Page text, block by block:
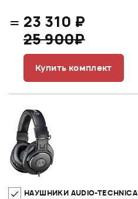
= 23 310 ₽
25 900₽
Купить комплект
НАУШНИКИ AUDIO-